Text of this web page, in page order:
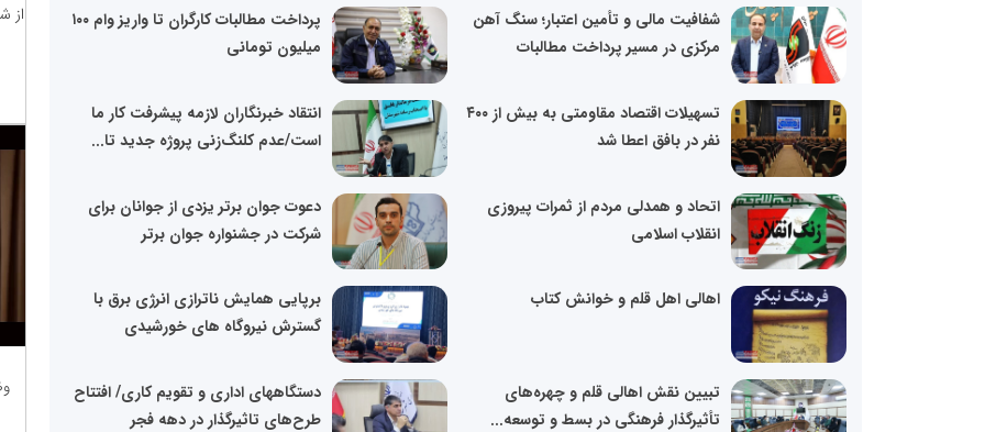
شفافیت مالی و تأمین اعتبار؛ سنگ آهن
مرکزی در مسیر پرداخت مطالبات
پرداخت مطالبات کارگران تا واریز وام ۱۰۰
میلیون تومانی
تسهیلات اقتصاد مقاومتی به بیش از ۴۰۰
نفر در بافق اعطا شد
انتقاد خبرنگاران لازمه پیشرفت کار ما
است/عدم کلنگ‌زنی پروژه جدید تا...
اتحاد و همدلی مردم از ثمرات پیروزی
انقلاب اسلامی
دعوت جوان برتر یزدی از جوانان برای
شرکت در جشنواره جوان برتر
اهالی اهل قلم و خوانش کتاب
برپایی همایش ناترازی انرژی برق با
گسترش نیروگاه های خورشیدی
تبیین نقش اهالی قلم و چهره‌های
تأثیرگذار فرهنگی در بسط و توسعه...
دستگاههای اداری و تقویم کاری/ افتتاح
طرح‌های تاثیرگذار در دهه فجر
از